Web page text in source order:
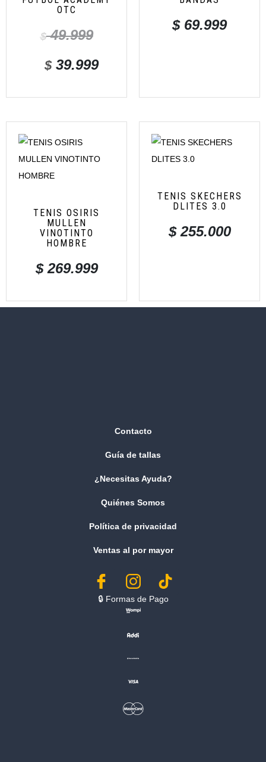
OTC
$49.999
$39.999
$69.999
TENIS OSIRIS
MULLEN
VINOTINTO
HOMBRE
$269.999
TENIS SKECHERS
DLITES 3.0
$255.000
Contacto
Guía de tallas
¿Necesitas Ayuda?
Quiénes Somos
Política de privacidad
Ventas al por mayor
🔒︎ Formas de Pago